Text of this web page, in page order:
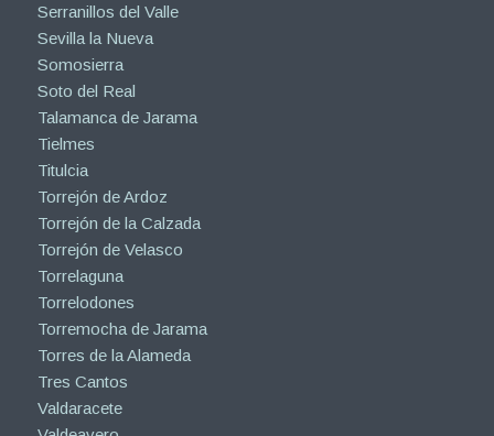
Serranillos del Valle
Sevilla la Nueva
Somosierra
Soto del Real
Talamanca de Jarama
Tielmes
Titulcia
Torrejón de Ardoz
Torrejón de la Calzada
Torrejón de Velasco
Torrelaguna
Torrelodones
Torremocha de Jarama
Torres de la Alameda
Tres Cantos
Valdaracete